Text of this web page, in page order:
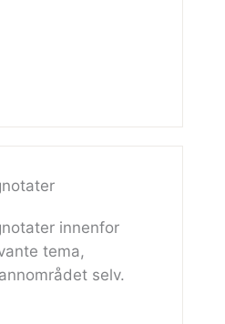
innenfor
tema,
selv.